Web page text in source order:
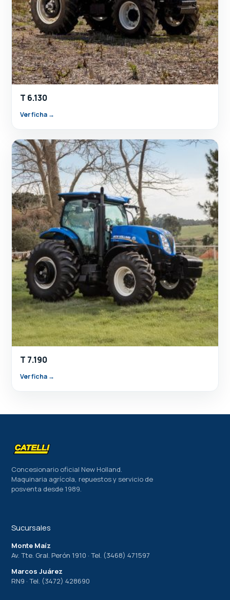
T 6.130
Ver ficha →
T 7.190
Ver ficha →
Concesionario oficial New Holland.
Maquinaria agrícola, repuestos y servicio de
posventa desde 1989.
Sucursales
Monte Maíz
Av. Tte. Gral. Perón 1910 · Tel. (3468) 471597
Marcos Juárez
RN9 · Tel. (3472) 428690